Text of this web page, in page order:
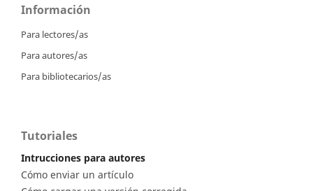
Información
Para lectores/as
Para autores/as
Para bibliotecarios/as
Tutoriales
Intrucciones para autores
Cómo enviar un artículo